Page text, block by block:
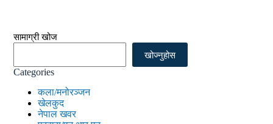
सामाग्री खोज
खोज्नुहोस
Categories
कला/मनोरञ्जन
खेलकुद
नेपाल खवर